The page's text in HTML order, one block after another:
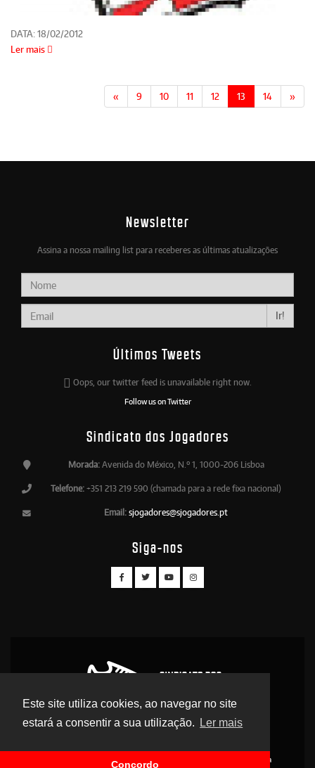
Este site utiliza cookies, ao navegar no site
estará a consentir a sua utilização.
Ler mais
Concordo
DATA:18/02/2012
Ler mais
« 9 10 11 12 13 14 »
Newsletter
Assina a nossa mailing list para receberes as últimas atualizações
Ir!
Últimos Tweets
Oops, our twitter feed is unavailable right now.
Follow us on Twitter
Sindicato dos Jogadores
Morada:Avenida do México, N.º 1, 1000-206 Lisboa
Telefone: +351 213 219 590 (chamada para a rede fixa nacional)
Email: sjogadores@sjogadores.pt
Siga-nos
© 2026 Sindicato dos Jogadores - Direitos Reservados
Apoio Legal Antidoping Legislação Desportiva